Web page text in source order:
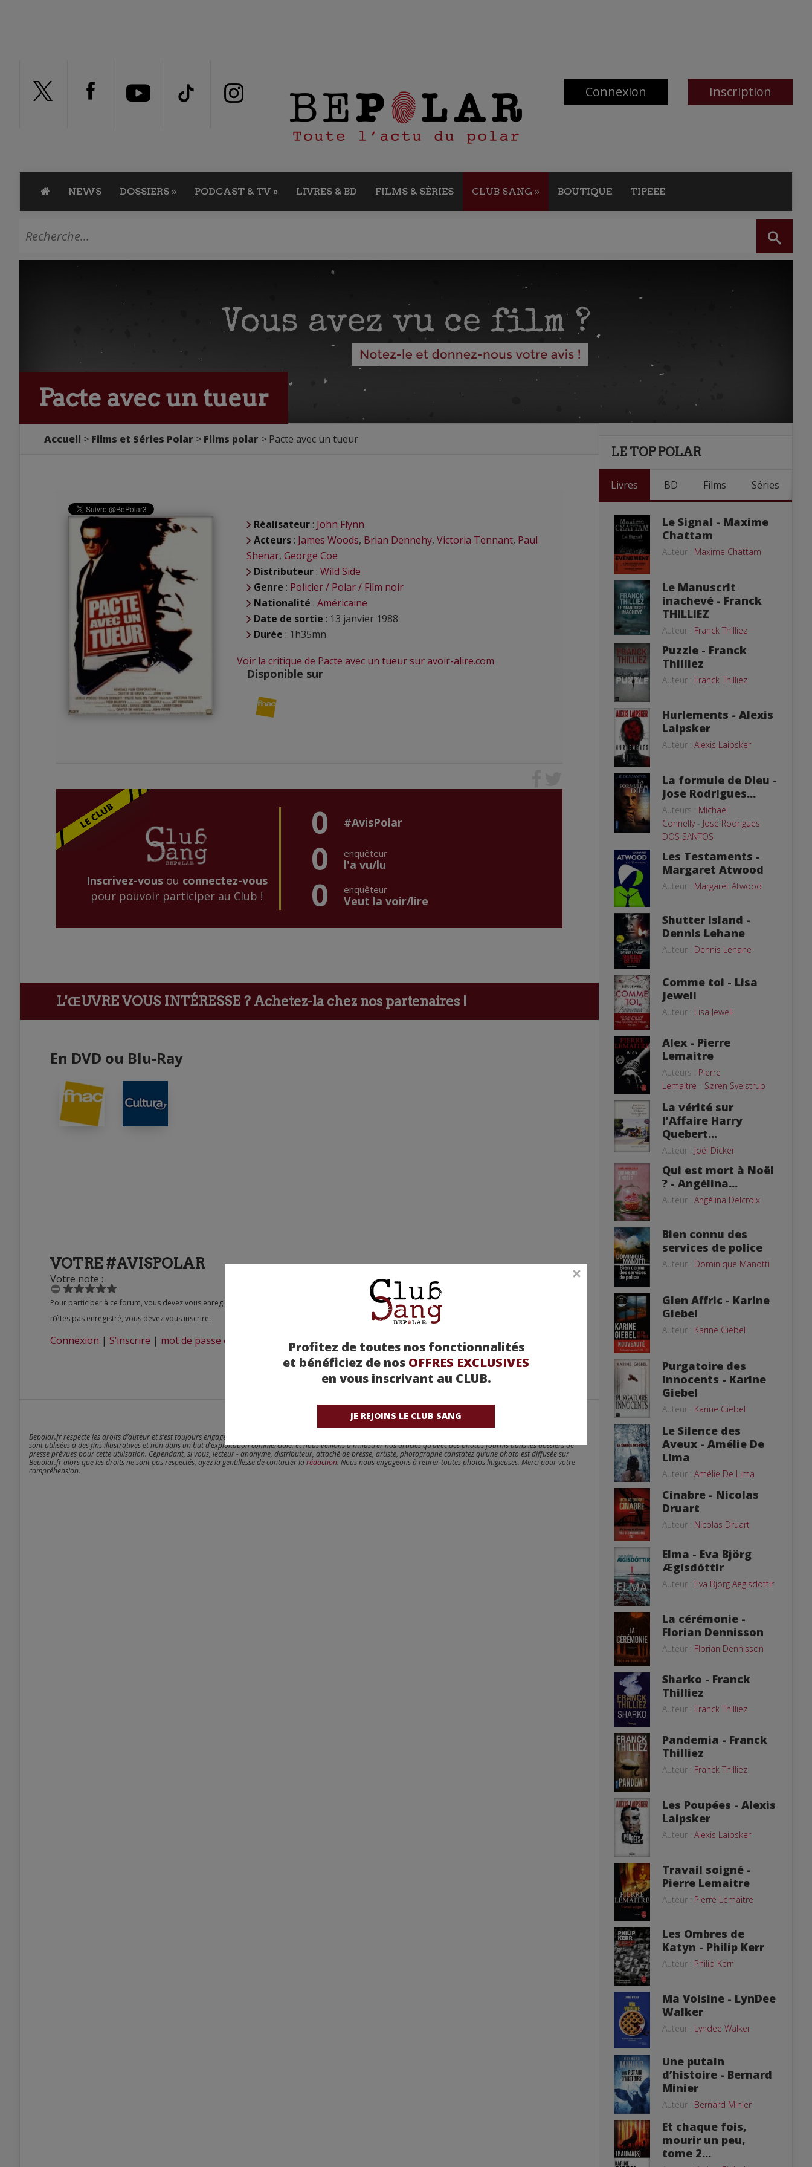
Connexion Inscription
NEWS DOSSIERS » PODCAST & TV » LIVRES & BD FILMS & SÉRIES CLUB SANG » BOUTIQUE TIPEEE
Profitez de toutes nos fonctionnalités
et bénéficiez de nos OFFRES EXCLUSIVES
en vous inscrivant au CLUB.
JE REJOINS LE CLUB SANG
Pacte avec un tueur
Accueil Films et Séries Polar Films polar Pacte avec un tueur
Réalisateur : John Flynn
Acteurs : James Woods, Brian Dennehy, Victoria Tennant, Paul
Shenar, George Coe
Distributeur : Wild Side
Genre : Policier / Polar / Film noir
Nationalité : Américaine
Date de sortie : 13 janvier 1988
Durée : 1h35mn
Voir la critique de Pacte avec un tueur sur avoir-alire.com
Disponible sur
Inscrivez-vousou connectez-vous
pour pouvoir participer au Club !
0 #AvisPolar
0 enquêteur
l'a vu/lu
0 enquêteur
Veut la voir/lire
L'ŒUVRE VOUS INTÉRESSE ? Achetez-la chez nos partenaires !
En DVD ou Blu-Ray
VOTRE #AVISPOLAR
Votre note :
Pour participer à ce forum, vous devez vous enregistrer au préalable. Merci d’indiquer ci-dessous l’identifiant personnel qui vous a été fourni. Si vous
n’êtes pas enregistré, vous devez vous inscrire.
Connexion | S’inscrire | mot de passe oublié ?
Bepolar.fr respecte les droits d’auteur et s’est toujours engagé à être rigoureux sur ce point, dans le respect du travail des artistes que nous cherchons à valoriser. Les photos
sont utilisées à des fins illustratives et non dans un but d’exploitation commerciale. et nous veillons à n’illustrer nos articles qu’avec des photos fournis dans les dossiers de
presse prévues pour cette utilisation. Cependant, si vous, lecteur - anonyme, distributeur, attaché de presse, artiste, photographe constatez qu’une photo est diffusée sur
Bepolar.fr alors que les droits ne sont pas respectés, ayez la gentillesse de contacter larédaction. Nous nous engageons à retirer toutes photos litigieuses. Merci pour votre
compréhension.
LE TOP POLAR
Livres BD Films Séries
Le Signal - Maxime
Chattam
Auteur : Maxime Chattam
Le Manuscrit
inachevé - Franck
THILLIEZ
Auteur : Franck Thilliez
Puzzle - Franck
Thilliez
Auteur : Franck Thilliez
Hurlements - Alexis
Laipsker
Auteur : Alexis Laipsker
La formule de Dieu -
Jose Rodrigues...
Auteurs : Michael
Connelly- José Rodrigues
DOS SANTOS
Les Testaments -
Margaret Atwood
Auteur : Margaret Atwood
Shutter Island -
Dennis Lehane
Auteur : Dennis Lehane
Comme toi - Lisa
Jewell
Auteur : Lisa Jewell
Alex - Pierre
Lemaitre
Auteurs : Pierre
Lemaitre - Søren Sveistrup
La vérité sur
l’Affaire Harry
Quebert...
Auteur : Joël Dicker
Qui est mort à Noël
? - Angélina...
Auteur : Angélina Delcroix
Bien connu des
services de police
Auteur : Dominique Manotti
Glen Affric - Karine
Giebel
Auteur : Karine Giebel
Purgatoire des
innocents - Karine
Giebel
Auteur : Karine Giebel
Le Silence des
Aveux - Amélie De
Lima
Auteur : Amélie De Lima
Cinabre - Nicolas
Druart
Auteur : Nicolas Druart
Elma - Eva Björg
Ægisdóttir
Auteur : Eva Björg Aegisdottir
La cérémonie -
Florian Dennisson
Auteur : Florian Dennisson
Sharko - Franck
Thilliez
Auteur : Franck Thilliez
Pandemia - Franck
Thilliez
Auteur : Franck Thilliez
Les Poupées - Alexis
Laipsker
Auteur : Alexis Laipsker
Travail soigné -
Pierre Lemaitre
Auteur : Pierre Lemaitre
Les Ombres de
Katyn - Philip Kerr
Auteur : Philip Kerr
Ma Voisine - LynDee
Walker
Auteur : Lyndee Walker
Une putain
d’histoire - Bernard
Minier
Auteur : Bernard Minier
Et chaque fois,
mourir un peu,
tome 2...